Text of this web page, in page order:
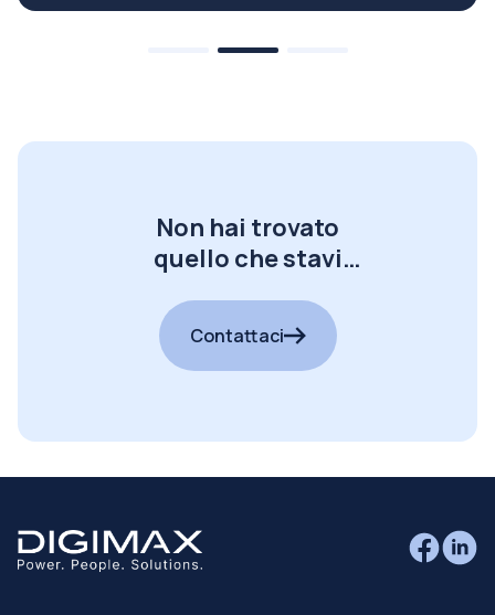
Non hai trovato
quello che stavi
Contattaci